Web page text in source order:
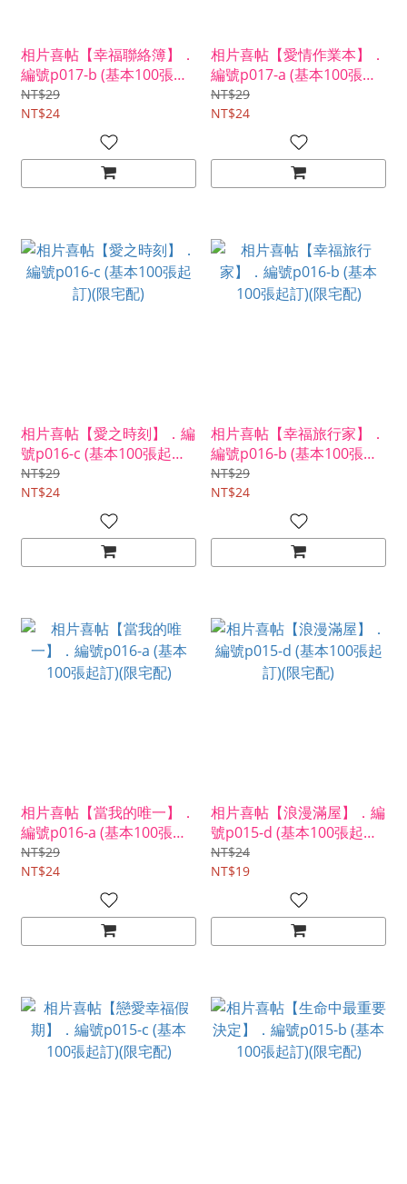
相片喜帖【幸福聯絡簿】．
編號p017-b (基本100張起
訂)(限宅配)
NT$29
NT$24
相片喜帖【愛情作業本】．
編號p017-a (基本100張起
訂)(限宅配)
NT$29
NT$24
相片喜帖【愛之時刻】．編
號p016-c (基本100張起訂)
(限宅配)
NT$29
NT$24
相片喜帖【幸福旅行家】．
編號p016-b (基本100張起
訂)(限宅配)
NT$29
NT$24
相片喜帖【當我的唯一】．
編號p016-a (基本100張起
訂)(限宅配)
NT$29
NT$24
相片喜帖【浪漫滿屋】．編
號p015-d (基本100張起訂)
(限宅配)
NT$24
NT$19